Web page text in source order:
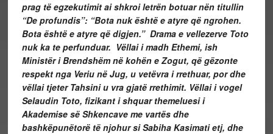
prag të egzekutimit ai shkroi letrën botuar nën titullin
“De profundis”: “Bota nuk është e atyre që ngrohen.
Bota është e atyre që digjen.” Drama e vellezerve Toto
nuk ka te perfunduar. Vëllai i madh Ethemi, ish
Ministër i Brendshëm në kohën e Zogut, që gëzonte
respekt nga Veriu në Jug, u vetëvra i rrethuar, por dhe
vëllai tjeter Tahsini u vra gjatë rrethimit. Vëllai i vogel
Selaudin Toto, fizikant i shquar themeluesi i
Akademise së Shkencave me vartës dhe
bashkëpunëtorë të njohur si Sabiha Kasimati etj, dhe